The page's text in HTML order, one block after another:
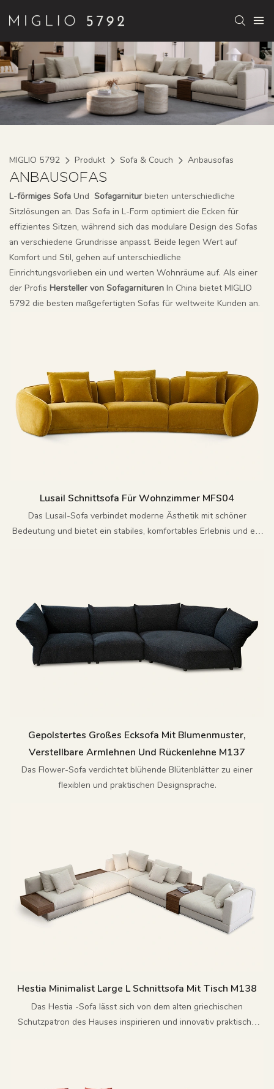
MIGLIO 5792 Produkt Sofa & Couch Anbausofas
ANBAUSOFAS
L-förmiges Sofa Und Sofagarniturbieten unterschiedliche
Sitzlösungen an. Das Sofa in L-Form optimiert die Ecken für
effizientes Sitzen, während sich das modulare Design des Sofas
an verschiedene Grundrisse anpasst. Beide legen Wert auf
Komfort und Stil, gehen auf unterschiedliche
Einrichtungsvorlieben ein und werten Wohnräume auf. Als einer
der Profis Hersteller von Sofagarnituren In China bietet MIGLIO
5792 die besten maßgefertigten Sofas für weltweite Kunden an.
Lusail Schnittsofa Für Wohnzimmer MFS04
Das Lusail-Sofa verbindet moderne Ästhetik mit schöner
Bedeutung und bietet ein stabiles, komfortables Erlebnis und ein
Gepolstertes Großes Ecksofa Mit Blumenmuster,
Verstellbare Armlehnen Und Rückenlehne M137
Das Flower-Sofa verdichtet blühende Blütenblätter zu einer
flexiblen und praktischen Designsprache.
Hestia Minimalist Large L Schnittsofa Mit Tisch M138
Das Hestia -Sofa lässt sich von dem alten griechischen
Schutzpatron des Hauses inspirieren und innovativ praktische